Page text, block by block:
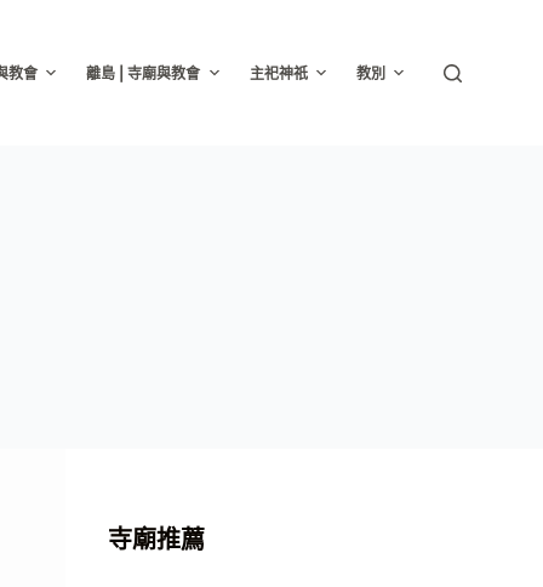
教會 離島 | 寺廟與教會 主祀神祇 教別
寺廟推薦